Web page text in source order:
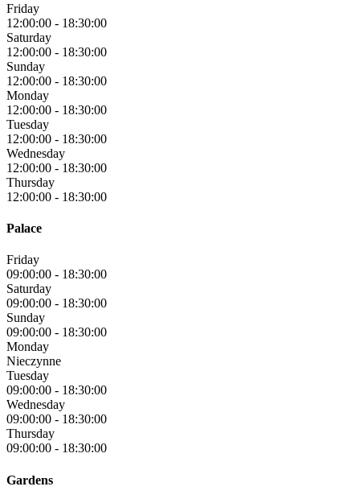
Friday
12:00:00 - 18:30:00
Saturday
12:00:00 - 18:30:00
Sunday
12:00:00 - 18:30:00
Monday
12:00:00 - 18:30:00
Tuesday
12:00:00 - 18:30:00
Wednesday
12:00:00 - 18:30:00
Thursday
12:00:00 - 18:30:00
Palace
Friday
09:00:00 - 18:30:00
Saturday
09:00:00 - 18:30:00
Sunday
09:00:00 - 18:30:00
Monday
Nieczynne
Tuesday
09:00:00 - 18:30:00
Wednesday
09:00:00 - 18:30:00
Thursday
09:00:00 - 18:30:00
Gardens